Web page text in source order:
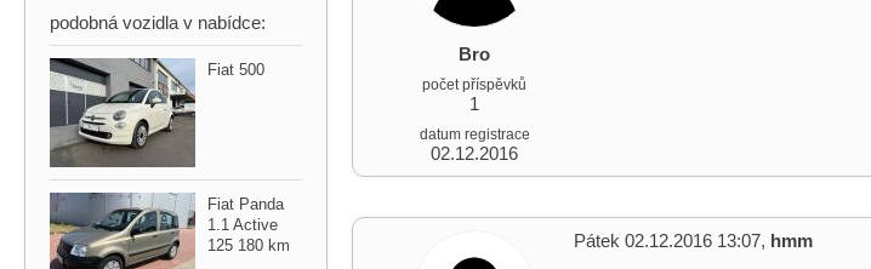
Bro
počet příspěvků
1
datum registrace
02.12.2016
Pátek 02.12.2016 13:07, hmm
podobná vozidla v nabídce:
Fiat 500
Fiat Panda
1.1 Active
125 180 km